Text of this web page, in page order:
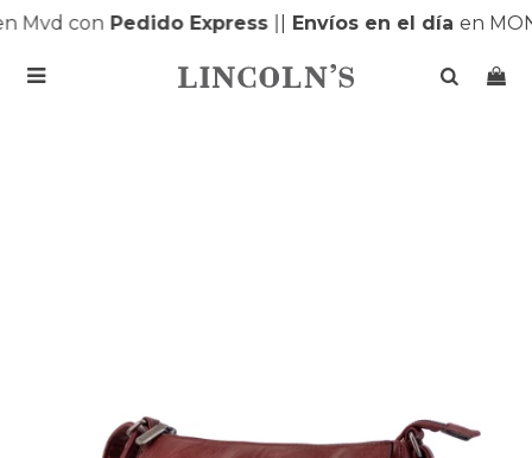
Mvd conPedido Express|| Envíos en el díaen
